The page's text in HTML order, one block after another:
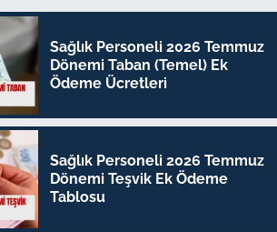
Sağlık Personeli 2026 Temmuz
Dönemi Taban (Temel) Ek
Ödeme Ücretleri
Sağlık Personeli 2026 Temmuz
Dönemi Teşvik Ek Ödeme
Tablosu